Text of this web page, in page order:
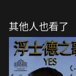
打擊…為了鬱鬱寡
個生日驚喜～眾人
來個出其不意。
卻是鐵青的臉。
後，選擇不再對
其他人也看了